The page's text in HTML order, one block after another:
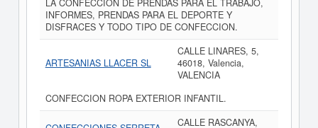
LA CONFECCION DE PRENDAS PARA EL TRABAJO,
INFORMES, PRENDAS PARA EL DEPORTE Y
DISFRACES Y TODO TIPO DE CONFECCION.
ARTESANIAS LLACER SL
CALLE LINARES, 5,
46018, Valencia,
VALENCIA
CONFECCION ROPA EXTERIOR INFANTIL.
CALLE RASCANYA,